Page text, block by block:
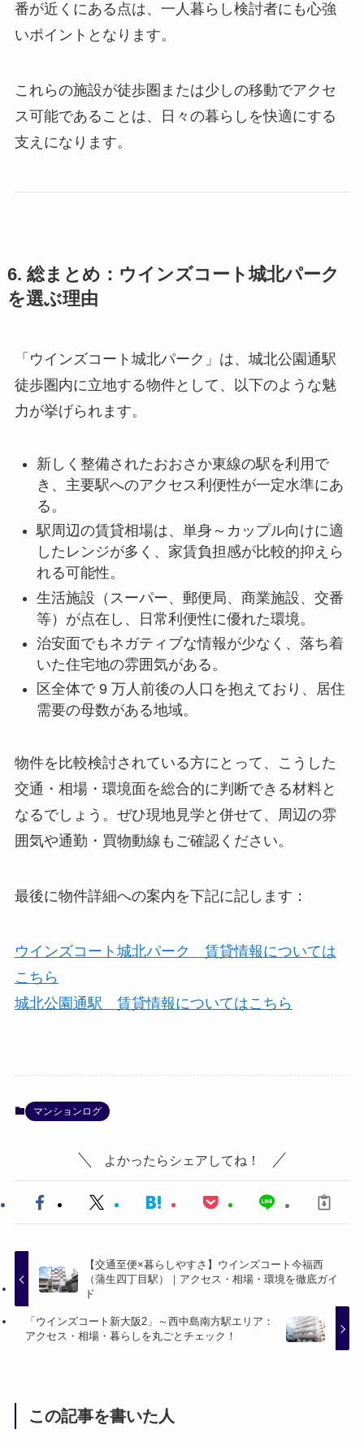
番が近くにある点は、一人暮らし検討者にも心強
いポイントとなります。
これらの施設が徒歩圏または少しの移動でアクセ
ス可能であることは、日々の暮らしを快適にする
支えになります。
6. 総まとめ：ウインズコート城北パーク
を選ぶ理由
「ウインズコート城北パーク」は、城北公園通駅
徒歩圏内に立地する物件として、以下のような魅
力が挙げられます。
新しく整備されたおおさか東線の駅を利用で
き、主要駅へのアクセス利便性が一定水準にあ
る。
駅周辺の賃貸相場は、単身～カップル向けに適
したレンジが多く、家賃負担感が比較的抑えら
れる可能性。
生活施設（スーパー、郵便局、商業施設、交番
等）が点在し、日常利便性に優れた環境。
治安面でもネガティブな情報が少なく、落ち着
いた住宅地の雰囲気がある。
区全体で 9 万人前後の人口を抱えており、居住
需要の母数がある地域。
物件を比較検討されている方にとって、こうした
交通・相場・環境面を総合的に判断できる材料と
なるでしょう。ぜひ現地見学と併せて、周辺の雰
囲気や通勤・買物動線もご確認ください。
最後に物件詳細への案内を下記に記します：
ウインズコート城北パーク 賃貸情報については
こちら
城北公園通駅 賃貸情報についてはこちら
マンションログ
よかったらシェアしてね！
【交通至便×暮らしやすさ】ウインズコート今福西
（蒲生四丁目駅）｜アクセス・相場・環境を徹底ガイ
ド
「ウインズコート新大阪2」～西中島南方駅エリア：
アクセス・相場・暮らしを丸ごとチェック！
この記事を書いた人